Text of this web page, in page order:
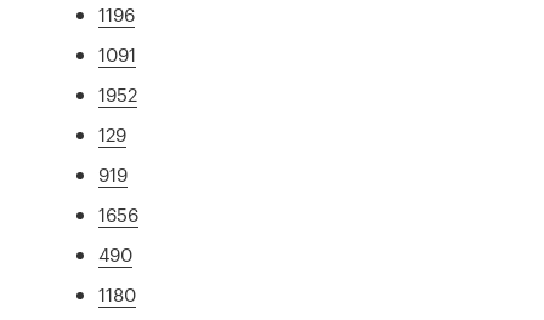
1196
1091
1952
129
919
1656
490
1180